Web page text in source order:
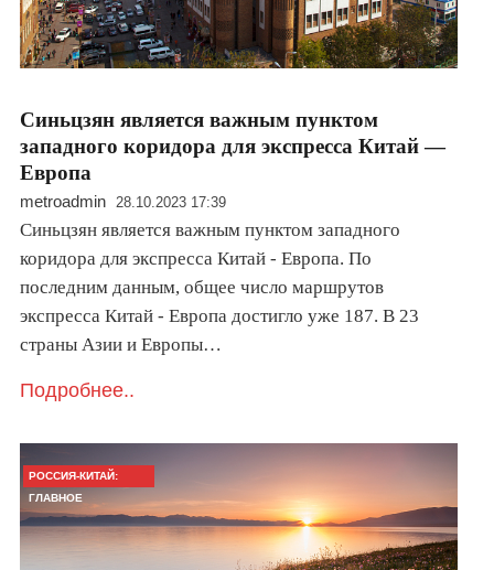
Синьцзян является важным пунктом
западного коридора для экспресса Китай —
Европа
metroadmin 28.10.2023 17:39
Синьцзян является важным пунктом западного
коридора для экспресса Китай - Европа. По
последним данным, общее число маршрутов
экспресса Китай - Европа достигло уже 187. В 23
страны Азии и Европы…
Подробнее..
РОССИЯ-КИТАЙ:
ГЛАВНОЕ